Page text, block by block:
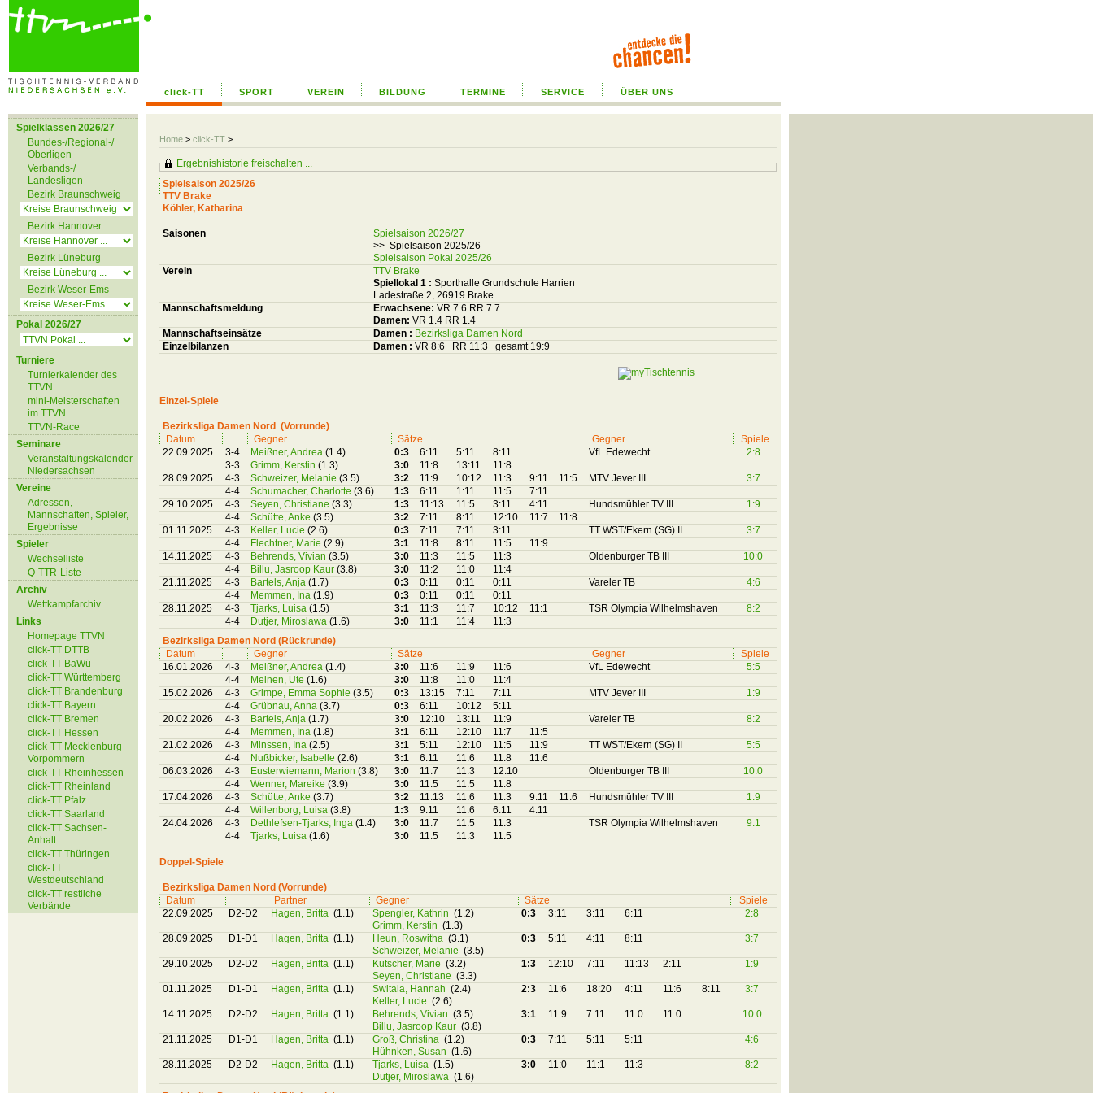
click-TT SPORT VEREIN BILDUNG TERMINE SERVICE ÜBER UNS
Home > click-TT >
Spielklassen 2026/27
Bundes-/Regional-/
Oberligen
Verbands-/
Landesligen
Bezirk Braunschweig
Bezirk Hannover
Bezirk Lüneburg
Bezirk Weser-Ems
Pokal 2026/27
Turniere
Turnierkalender des
TTVN
mini-Meisterschaften
im TTVN
TTVN-Race
Seminare
Veranstaltungskalender
Niedersachsen
Vereine
Adressen,
Mannschaften, Spieler,
Ergebnisse
Spieler
Wechselliste
Q-TTR-Liste
Archiv
Wettkampfarchiv
Links
Homepage TTVN
click-TT DTTB
click-TT BaWü
click-TT Württemberg
click-TT Brandenburg
click-TT Bayern
click-TT Bremen
click-TT Hessen
click-TT Mecklenburg-
Vorpommern
click-TT Rheinhessen
click-TT Rheinland
click-TT Pfalz
click-TT Saarland
click-TT Sachsen-
Anhalt
click-TT Thüringen
click-TT
Westdeutschland
click-TT restliche
Verbände
Ergebnishistorie freischalten ...
Spielsaison 2025/26
TTV Brake
Köhler, Katharina
Saisonen
Spielsaison 2026/27
>> Spielsaison 2025/26
Spielsaison Pokal 2025/26
Verein
TTV Brake
Spiellokal 1 : Sporthalle Grundschule Harrien
Ladestraße 2, 26919 Brake
Mannschaftsmeldung
Erwachsene: VR 7.6 RR 7.7
Damen: VR 1.4 RR 1.4
Mannschaftseinsätze
Damen : Bezirksliga Damen Nord
Einzelbilanzen
Damen : VR 8:6 RR 11:3 gesamt 19:9
Einzel-Spiele
Bezirksliga Damen Nord (Vorrunde)
Datum
Gegner Sätze Gegner
Spiele
22.09.2025
3-4 Meißner, Andrea (1.4) 0:3 6:11 5:11 8:11 VfL Edewecht
2:8
3-3
Grimm, Kerstin (1.3) 3:0 11:8 13:11
11:8
28.09.2025
4-3 Schweizer, Melanie (3.5) 3:2 11:9 10:12 11:3 9:11 11:5 MTV Jever III
3:7
4-4
Schumacher, Charlotte (3.6) 1:3 6:11 1:11 11:5
7:11
29.10.2025
4-3 Seyen, Christiane (3.3) 1:3 11:13 11:5 3:11 4:11 Hundsmühler TV III
1:9
4-4
Schütte, Anke (3.5) 3:2 7:11 8:11 12:10 11:7
11:8
01.11.2025
4-3 Keller, Lucie (2.6) 0:3 7:11 7:11 3:11 TT WST/Ekern (SG) II
3:7
4-4
Flechtner, Marie (2.9) 3:1 11:8 8:11 11:5
11:9
14.11.2025
4-3 Behrends, Vivian (3.5) 3:0 11:3 11:5 11:3 Oldenburger TB III
10:0
4-4
Billu, Jasroop Kaur (3.8) 3:0 11:2 11:0
11:4
21.11.2025
4-3 Bartels, Anja (1.7) 0:3 0:11 0:11 0:11 Vareler TB
4:6
4-4
Memmen, Ina (1.9) 0:3 0:11 0:11
0:11
28.11.2025
4-3 Tjarks, Luisa (1.5) 3:1 11:3 11:7 10:12 11:1 TSR Olympia Wilhelmshaven
8:2
4-4
Dutjer, Miroslawa (1.6) 3:0 11:1 11:4
11:3
Bezirksliga Damen Nord (Rückrunde)
Datum
Gegner Sätze Gegner
Spiele
16.01.2026
4-3 Meißner, Andrea (1.4) 3:0 11:6 11:9 11:6 VfL Edewecht
5:5
4-4
Meinen, Ute (1.6) 3:0 11:8 11:0
11:4
15.02.2026
4-3 Grimpe, Emma Sophie (3.5) 0:3 13:15 7:11 7:11 MTV Jever III
1:9
4-4
Grübnau, Anna (3.7) 0:3 6:11 10:12
5:11
20.02.2026
4-3 Bartels, Anja (1.7) 3:0 12:10 13:11 11:9 Vareler TB
8:2
4-4
Memmen, Ina (1.8) 3:1 6:11 12:10 11:7
11:5
21.02.2026
4-3 Minssen, Ina (2.5) 3:1 5:11 12:10 11:5 11:9 TT WST/Ekern (SG) II
5:5
4-4
Nußbicker, Isabelle (2.6) 3:1 6:11 11:6 11:8
11:6
06.03.2026
4-3 Eusterwiemann, Marion (3.8) 3:0 11:7 11:3 12:10 Oldenburger TB III
10:0
4-4
Wenner, Mareike (3.9) 3:0 11:5 11:5
11:8
17.04.2026
4-3 Schütte, Anke (3.7) 3:2 11:13 11:6 11:3 9:11 11:6 Hundsmühler TV III
1:9
4-4
Willenborg, Luisa (3.8) 1:3 9:11 11:6 6:11
4:11
24.04.2026
4-3 Dethlefsen-Tjarks, Inga (1.4) 3:0 11:7 11:5 11:3 TSR Olympia Wilhelmshaven
9:1
4-4
Tjarks, Luisa (1.6) 3:0 11:5 11:3 11:5
Doppel-Spiele
Bezirksliga Damen Nord (Vorrunde)
Datum
Partner Gegner Sätze
Spiele
22.09.2025
D2-D2 Hagen, Britta (1.1) Spengler, Kathrin (1.2)
Grimm, Kerstin (1.3)
0:3 3:11 3:11 6:11 2:8
28.09.2025 D1-D1 Hagen, Britta (1.1) Heun, Roswitha (3.1)
Schweizer, Melanie (3.5)
0:3 5:11 4:11 8:11 3:7
29.10.2025 D2-D2 Hagen, Britta (1.1) Kutscher, Marie (3.2)
Seyen, Christiane (3.3)
1:3 12:10 7:11 11:13 2:11 1:9
01.11.2025 D1-D1 Hagen, Britta (1.1) Switala, Hannah (2.4)
Keller, Lucie (2.6)
2:3 11:6 18:20 4:11 11:6 8:11 3:7
14.11.2025 D2-D2 Hagen, Britta (1.1) Behrends, Vivian (3.5)
Billu, Jasroop Kaur (3.8)
3:1 11:9 7:11 11:0 11:0 10:0
21.11.2025 D1-D1 Hagen, Britta (1.1) Groß, Christina (1.2)
Hühnken, Susan (1.6)
0:3 7:11 5:11 5:11 4:6
28.11.2025 D2-D2 Hagen, Britta (1.1) Tjarks, Luisa (1.5)
Dutjer, Miroslawa (1.6)
3:0 11:0 11:1 11:3 8:2